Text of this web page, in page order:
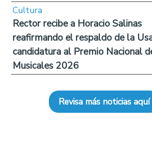
Cultura
Rector recibe a Horacio Salinas
reafirmando el respaldo de la
candidatura al Premio Nacional
Musicales 2026
Revisa más noticias aquí